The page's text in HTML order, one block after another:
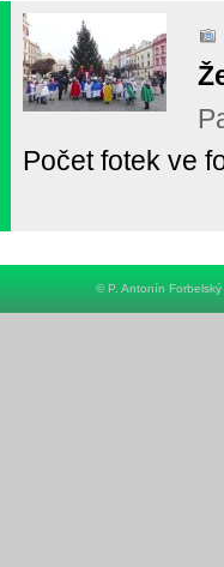
Počet fotek ve
© P. Antonín